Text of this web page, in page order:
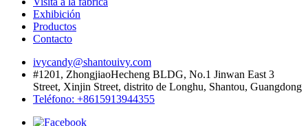
Exhibición
Productos
Contacto
ivycandy@shantouivy.com
#1201, ZhongjiaoHecheng BLDG, No.1 Jinwan East 3
Street, Xinjin Street, distrito de Longhu, Shantou, Guangdong
Teléfono: +8615913944355